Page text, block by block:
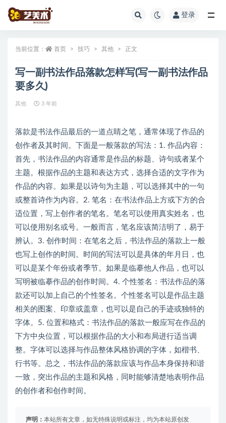
登录
当前位置： 首页 技巧 其他 正文
写一副书法作品落款怎样写(写一副书法作品
要多久)
其他 3 年前
落款是书法作品最后的一道点睛之笔，通常体现了作品的
创作者及其时间。下面是一般落款的写法：1. 作品内容：
首先，书法作品的内容通常是作品的标题、诗句或者某个
主题。根据作品的主题和表达方式，选择合适的文字作为
作品的内容。如果是以诗句为主题，可以选择其中的一句
或整首诗作为内容。2. 笔名：在书法作品上方或下方的合
适位置，写上创作者的笔名。笔名可以使用真实姓名，也
可以使用别名或号。一般而言，笔名应该简洁明了，易于
辨认。3. 创作时间：在笔名之后，书法作品的落款上一般
也写上创作的时间。时间的写法可以是具体的年月日，也
可以是某个年份或者季节。如果是临摹他人作品，也可以
写明被临摹作品的创作时间。4. 个性签名：书法作品的落
款还可以加上自己的个性签名。个性签名可以是作品主题
相关的图案、印章或盖章，也可以是自己的手迹或独特的
字体。5. 位置和格式：书法作品的落款一般应写在作品的
下方中央位置，可以根据作品的大小和布局进行适当调
整。字体可以选择与作品整体风格协调的字体，如楷书、
行书等。总之，书法作品的落款应该与作品本身保持和谐
一致，突出作品的主题和风格，同时能够清楚地表明作品
的创作者和创作时间。
声明： 本站所有文章，如无特殊说明或标注，均为本站原创发